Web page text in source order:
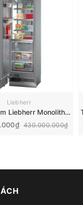
Liebherr
Tủ đông âm Liebherr Monolith | EFNh 9671
430.000.000₫